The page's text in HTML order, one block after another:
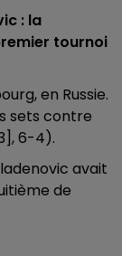
: la
tournoi
en Russie.
sets contre
6-4).
avait
de